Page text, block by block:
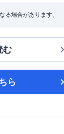
場合があります。
む
ら